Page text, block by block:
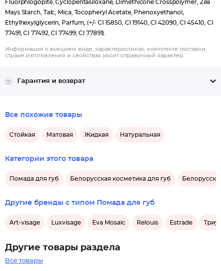
Fluorphlogopite, Cyclopentasiloxane, Dimethicone Crosspolymer, Zea
Mays Starch, Talc, Mica, Tocopheryl Acetate, Phenoxyethanol,
Ethylhexylglycerin, Parfum, (+/- CI 15850, CI 19140, CI 42090, CI 45410, CI
77491, CI 77492, CI 77499, CI 77891).
Информация о внешнем виде, характеристиках, комплекте поставки,
стране изготовления и свойствах носит справочный характер.
Гарантия и возврат
Все похожие товары
Стойкая Матовая Жидкая Натуральная
Категории этого товара
Помада для губ Белорусская косметика для губ
Другие бренды с типом Помада для губ
Art-visage Luxvisage Eva Mosaic Relouis Estrade
Другие товары раздела
Все товары